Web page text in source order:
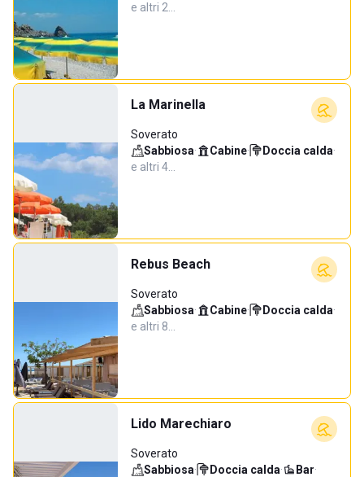
e altri 2…
La Marinella
Soverato
Sabbiosa· Cabine· Doccia calda·
e altri 4…
Rebus Beach
Soverato
Sabbiosa· Cabine· Doccia calda·
e altri 8…
Lido Marechiaro
Soverato
Sabbiosa· Doccia calda· Bar·